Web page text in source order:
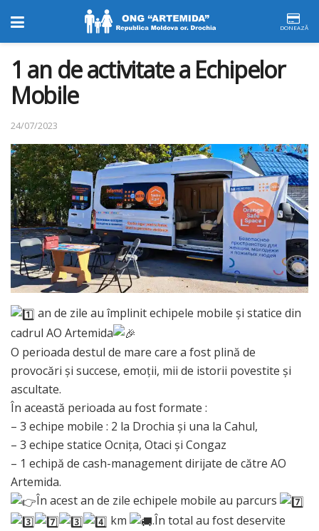
DONEAZĂ
1 an de activitate a Echipelor
Mobile
24/07/2023
an de zile au împlinit echipele mobile și statice din
cadrul AO Artemida
O perioada destul de mare care a fost plină de
provocări și succese, emoții, mii de istorii povestite și
ascultate.
În această perioada au fost formate :
– 3 echipe mobile : 2 la Drochia și una la Cahul,
– 3 echipe statice Ocnița, Otaci și Congaz
– 1 echipă de cash-management dirijate de către AO
Artemida.
În acest an de zile echipele mobile au parcurs
km
.În total au fost deservite